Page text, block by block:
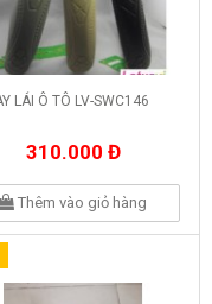
LÁI Ô TÔ LV-SWC146
310.000 Đ
Thêm vào giỏ hàng